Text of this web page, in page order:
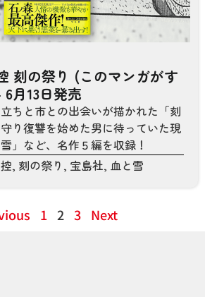
刻の祭り (このマンガがす
月13日発売
ちと市との出会いが描かれた「刻
り復讐を始めた男に待っていた現
」など、名作５編を収録！
, 刻の祭り , 宝島社, 血と雪
1 2 3 Next